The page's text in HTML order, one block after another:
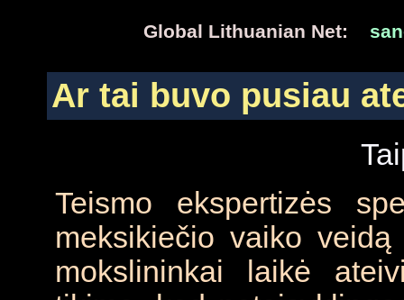
Global Lithuanian Net:
Ar tai buvo pusiau
Teismo ekspertizės
meksikiečio vaiko
mokslininkai laikė